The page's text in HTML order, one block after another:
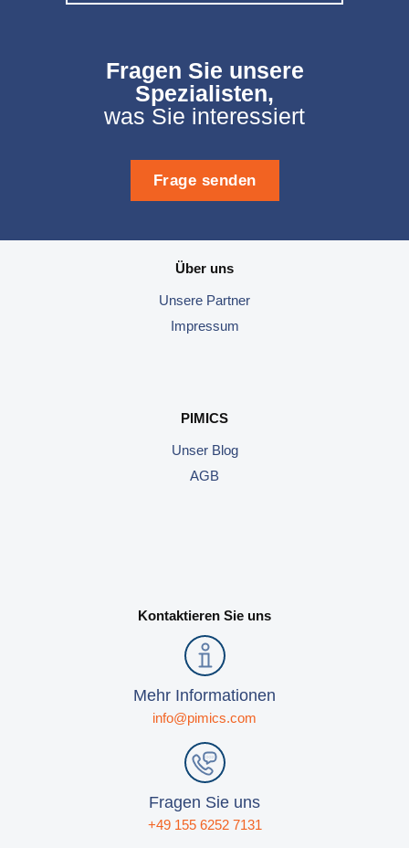
Fragen Sie unsere
Spezialisten,
was Sie interessiert
Frage senden
Über uns
Unsere Partner
Impressum
PIMICS
Unser Blog
AGB
Kontaktieren Sie uns
Mehr Informationen
info@pimics.com
Fragen Sie uns
+49 155 6252 7131